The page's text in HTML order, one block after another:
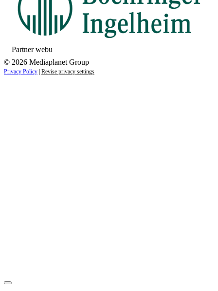
Partner webu
© 2026 Mediaplanet Group
Privacy Policy Revise privacy settings